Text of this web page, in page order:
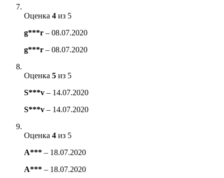
Оценка 4 из 5
g***r – 08.07.2020
g***r – 08.07.2020
Оценка 5 из 5
S***v – 14.07.2020
S***v – 14.07.2020
Оценка 4 из 5
A*** – 18.07.2020
A*** – 18.07.2020